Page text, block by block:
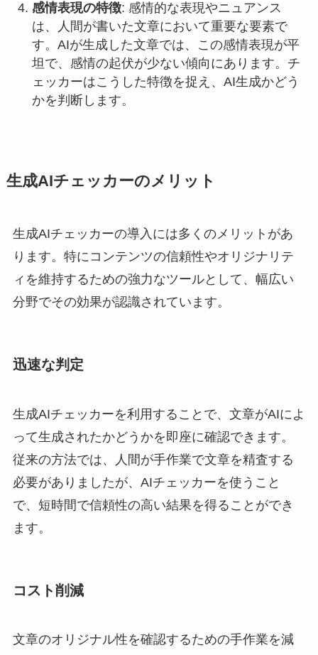
感情表現の特徴: 感情的な表現やニュアンス
は、人間が書いた文章において重要な要素で
す。AIが生成した文章では、この感情表現が平
坦で、感情の起伏が少ない傾向にあります。チ
ェッカーはこうした特徴を捉え、AI生成かどう
かを判断します。
生成AIチェッカーのメリット
生成AIチェッカーの導入には多くのメリットがあ
ります。特にコンテンツの信頼性やオリジナリテ
ィを維持するための強力なツールとして、幅広い
分野でその効果が認識されています。
迅速な判定
生成AIチェッカーを利用することで、文章がAIによ
って生成されたかどうかを即座に確認できます。
従来の方法では、人間が手作業で文章を精査する
必要がありましたが、AIチェッカーを使うこと
で、短時間で信頼性の高い結果を得ることができ
ます。
コスト削減
文章のオリジナル性を確認するための手作業を減